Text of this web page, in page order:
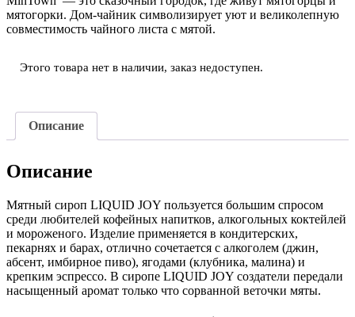
мятогорки. Дом-чайник символизирует уют и великолепную
совместимость чайного листа с мятой.
Этого товара нет в наличии, заказ недоступен.
Описание
Описание
Мятный сироп LIQUID JOY пользуется большим спросом
среди любителей кофейных напитков, алкогольных коктейлей
и мороженого. Изделие применяется в кондитерских,
пекарнях и барах, отлично сочетается с алкоголем (джин,
абсент, имбирное пиво), ягодами (клубника, малина) и
крепким эспрессо. В сиропе LIQUID JOY создатели передали
насыщенный аромат только что сорванной веточки мяты.